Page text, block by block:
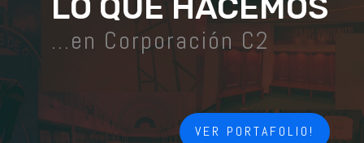
LO QUE HACEMOS
…en Corporación C2
VER PORTAFOLIO!